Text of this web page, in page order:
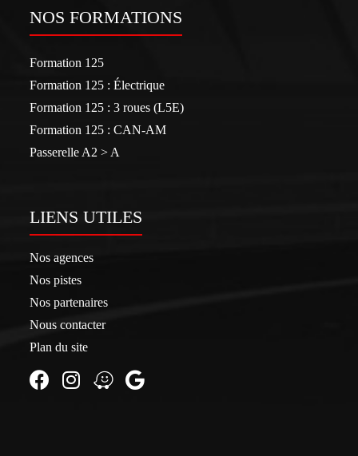
NOS FORMATIONS
Formation 125
Formation 125 : Électrique
Formation 125 : 3 roues (L5E)
Formation 125 : CAN-AM
Passerelle A2 > A
LIENS UTILES
Nos agences
Nos pistes
Nos partenaires
Nous contacter
Plan du site